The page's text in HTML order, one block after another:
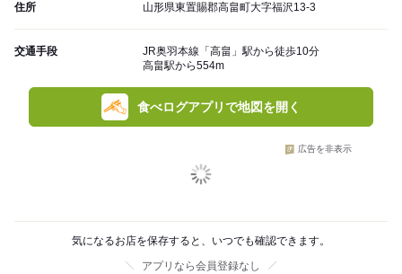
住所 山形県東置賜郡高畠町大字福沢13-3
交通手段
JR奥羽本線「高畠」駅から徒歩10分
高畠駅から554m
食べログアプリで地図を開く
広告を非表示
気になるお店を保存すると、いつでも確認できます。
アプリなら会員登録なし